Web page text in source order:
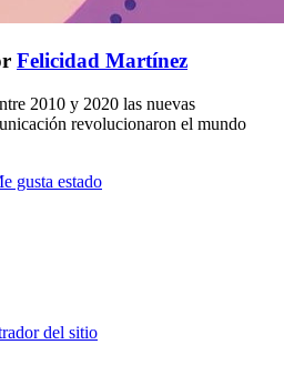
Felicidad Martínez
2010 y 2020 las nuevas
revolucionaron el mundo
gusta estado
del sitio